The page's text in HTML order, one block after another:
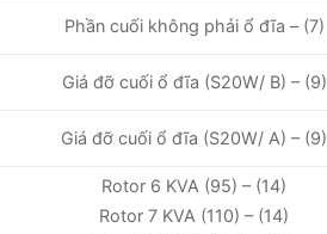
Phần cuối không phải ổ đĩa – (7)
Giá đỡ cuối ổ đĩa (S20W/ B) – (9)
Giá đỡ cuối ổ đĩa (S20W/ A) – (9)
Rotor 6 KVA (95) – (14)
Rotor 7 KVA (110) – (14)